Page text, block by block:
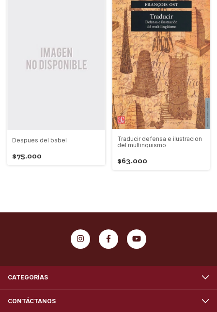
Despues del babel
$75.000
Traducir defensa e ilustracion
del multinguismo
$63.000
CATEGORÍAS
CONTÁCTANOS